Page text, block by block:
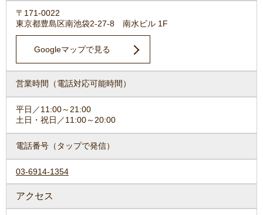
〒171-0022
東京都豊島区南池袋2-27-8 南水ビル 1F
Googleマップで見る
営業時間 （電話対応可能時間）
平日／11:00～21:00
土日・祝日／11:00～20:00
電話番号 （タップで発信）
03-6914-1354
アクセス